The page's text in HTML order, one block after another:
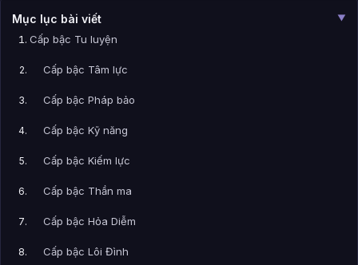
Mục lục bài viết ▼
Cấp bậc Tu luyện
Cấp bậc Tâm lực
Cấp bậc Pháp bảo
Cấp bậc Kỹ năng
Cấp bậc Kiếm lực
Cấp bậc Thần ma
Cấp bậc Hỏa Diễm
Cấp bậc Lôi Đình